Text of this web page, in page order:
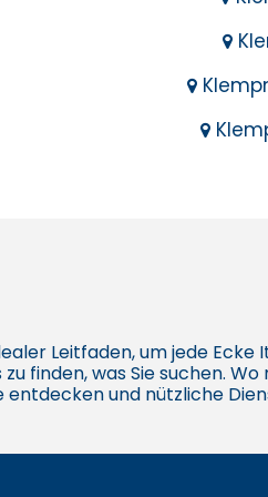
Leitfaden, um jede
zu finden, was Sie suchen.
entdecken und nützliche